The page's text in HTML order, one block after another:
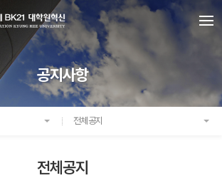
공지사항
전체공지
전체공지